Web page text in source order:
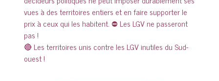
🔴 Les territoires unis contre les LGV inutiles du Sud-
ouest !